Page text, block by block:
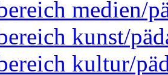
medien/
kunst/
kultur/